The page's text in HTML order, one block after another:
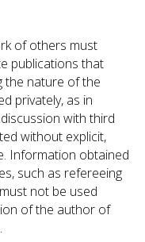
of others must
publications that
the nature of the
privately, as in
with third
without explicit,
Information obtained
such as refereeing
not be used
of the author of